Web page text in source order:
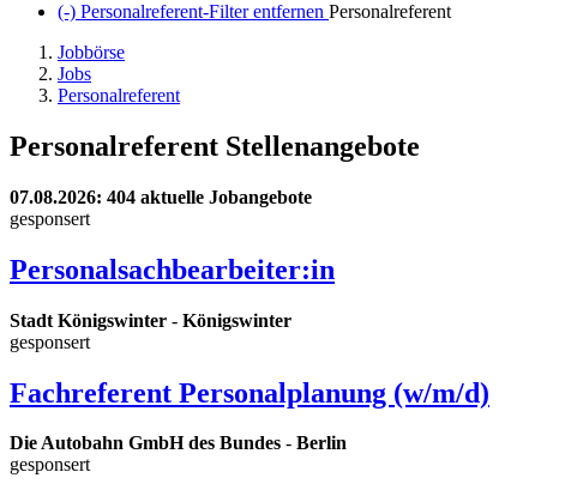
(-) Personalreferent-Filter entfernen Personalreferent
Jobbörse
Jobs
Personalreferent
Personalreferent Stellenangebote
07.08.2026: 404 aktuelle Jobangebote
gesponsert
Personalsachbearbeiter:in
Stadt Königswinter - Königswinter
gesponsert
Fachreferent Personalplanung (w/m/d)
Die Autobahn GmbH des Bundes - Berlin
gesponsert